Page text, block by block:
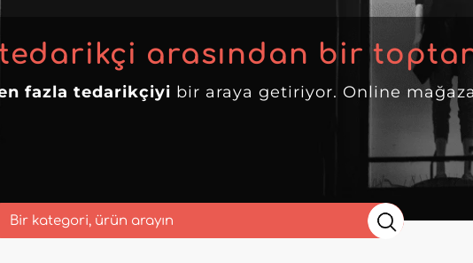
arasından bir
fazla tedarikçiyi bir araya getiriyor. Online